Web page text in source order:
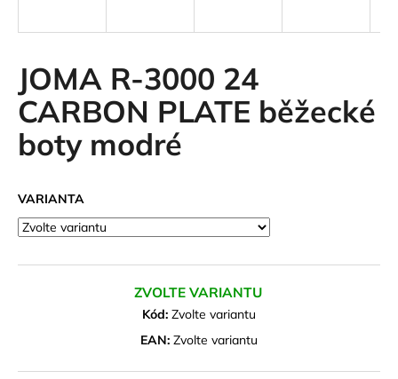
JOMA R-3000 24
CARBON PLATE běžecké
boty modré
VARIANTA
ZVOLTE VARIANTU
Kód: Zvolte variantu
EAN: Zvolte variantu
í
t
?